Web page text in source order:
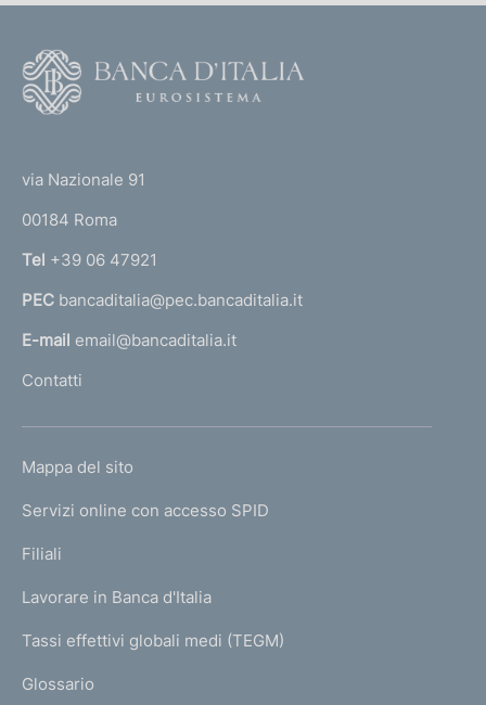
r
n
a
l
'
m
e
a
g
via Nazionale 91
00184 Roma
Tel +39 06 47921
PEC bancaditalia@pec.bancaditalia.it
E-mail email@bancaditalia.it
Contatti
L
N
K
T
I
I
Mappa del sito
Servizi online con accesso SPID
Filiali
Lavorare in Banca d'Italia
Tassi effettivi globali medi (TEGM)
Glossario